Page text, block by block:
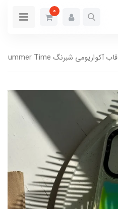
0
قاب آکواریومی شبرنگ Summer Time (کدC1310)